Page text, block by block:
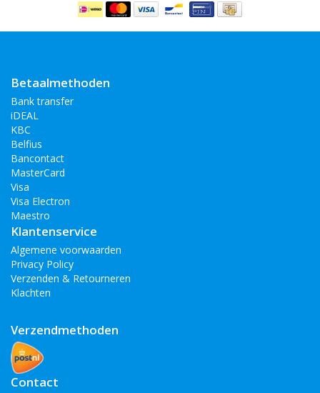
Betaalmethoden
Bank transfer
iDEAL
KBC
Belfius
Bancontact
MasterCard
Visa
Visa Electron
Maestro
Klantenservice
Algemene voorwaarden
Privacy Policy
Verzenden & Retourneren
Klachten
Verzendmethoden
Contact